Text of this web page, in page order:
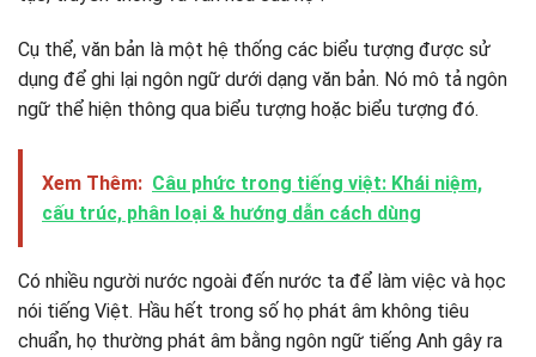
Cụ thể, văn bản là một hệ thống các biểu tượng được sử
dụng để ghi lại ngôn ngữ dưới dạng văn bản. Nó mô tả ngôn
ngữ thể hiện thông qua biểu tượng hoặc biểu tượng đó.
Xem Thêm: Câu phức trong tiếng việt: Khái niệm,
cấu trúc, phân loại & hướng dẫn cách dùng
Có nhiều người nước ngoài đến nước ta để làm việc và học
nói tiếng Việt. Hầu hết trong số họ phát âm không tiêu
chuẩn, họ thường phát âm bằng ngôn ngữ tiếng Anh gây ra